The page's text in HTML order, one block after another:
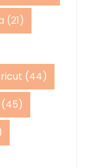
(21)
(44)
(45)